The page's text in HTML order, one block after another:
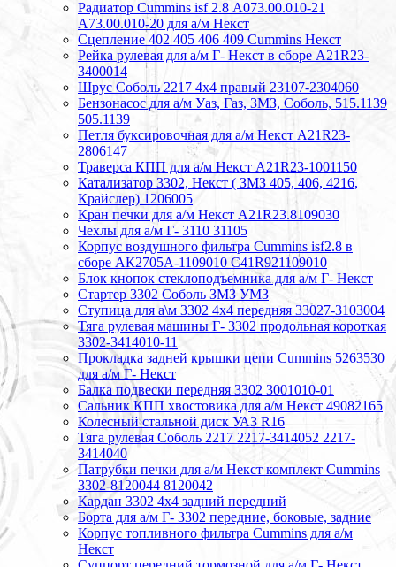
Радиатор Cummins isf 2.8 А073.00.010-21
А73.00.010-20 для а/м Некст
Сцепление 402 405 406 409 Cummins Некст
Рейка рулевая для а/м Г- Некст в сборе А21R23-
3400014
Шрус Соболь 2217 4х4 правый 23107-2304060
Бензонасос для а/м Уаз, Газ, ЗМЗ, Соболь, 515.1139
505.1139
Петля буксировочная для а/м Некст A21R23-
2806147
Траверса КПП для а/м Некст A21R23-1001150
Катализатор 3302, Некст ( ЗМЗ 405, 406, 4216,
Крайслер) 1206005
Кран печки для а/м Некст A21R23.8109030
Чехлы для а/м Г- 3110 31105
Корпус воздушного фильтра Cummins isf2.8 в
сборе АК2705А-1109010 С41R921109010
Блок кнопок стеклоподъемника для а/м Г- Некст
Стартер 3302 Соболь ЗМЗ УМЗ
Ступица для а\м 3302 4х4 передняя 33027-3103004
Тяга рулевая машины Г- 3302 продольная короткая
3302-3414010-11
Прокладка задней крышки цепи Cummins 5263530
для а/м Г- Некст
Балка подвески передняя 3302 3001010-01
Сальник КПП хвостовика для а/м Некст 49082165
Колесный стальной диск УАЗ R16
Тяга рулевая Соболь 2217 2217-3414052 2217-
3414040
Патрубки печки для а/м Некст комплект Cummins
3302-8120044 8120042
Кардан 3302 4х4 задний передний
Борта для а/м Г- 3302 передние, боковые, задние
Корпус топливного фильтра Cummins для а/м
Некст